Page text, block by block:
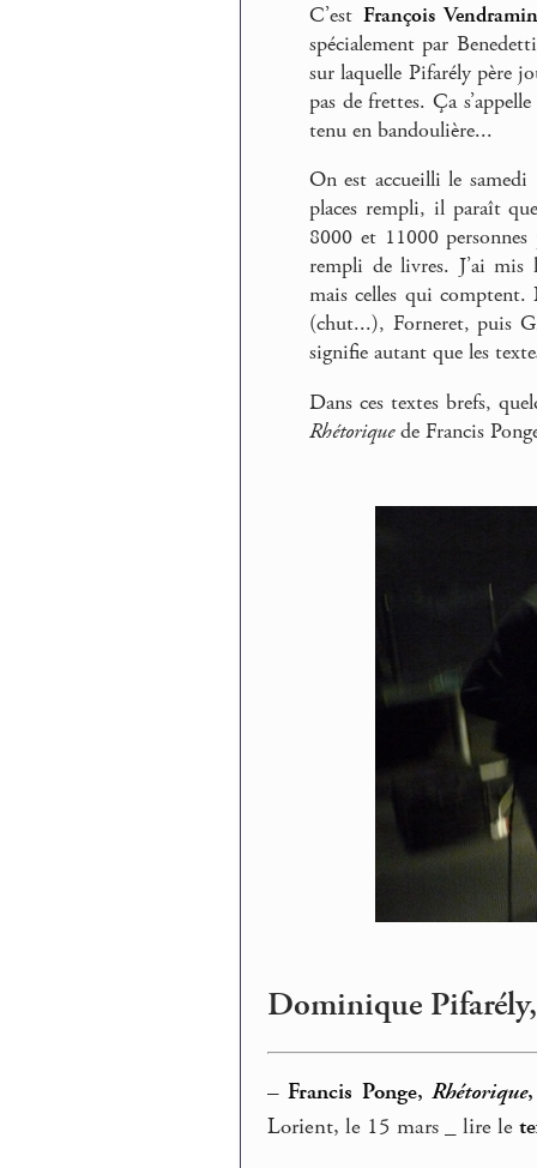
C’est François
spécialement par
sur laquelle Pifarély père
pas de frettes. Ça
tenu en bandoulière...
On est accueilli le
places rempli, il paraît
8000 et 11000
rempli de livres. J’ai mis
mais celles qui
(chut...), Forneret, puis
signifie autant que les
Dans ces textes brefs,
Rhétoriquede Francis
Dominique
– Francis Ponge, Rhétorique
Lorient, le 15 mars _ lire le